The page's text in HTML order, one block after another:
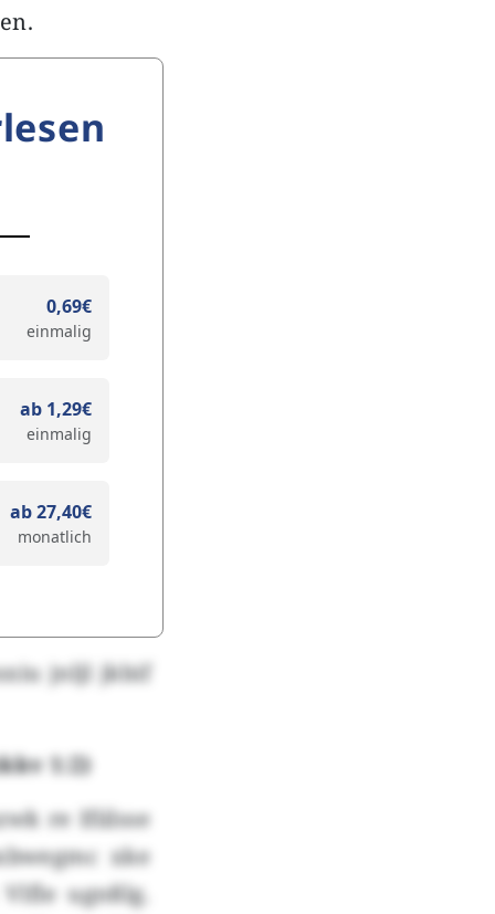
0,69€
einmalig
ab 1,29€
einmalig
ab 27,40€
monatlich
jnljl jkbif
1:2)
re Ifiilsse
xke
ugnßlg.